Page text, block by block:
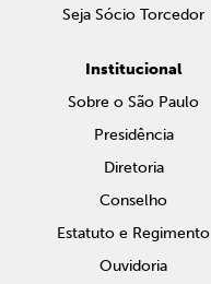
Seja Sócio Torcedor
Institucional
Sobre o São Paulo
Presidência
Diretoria
Conselho
Estatuto e Regimento
Ouvidoria